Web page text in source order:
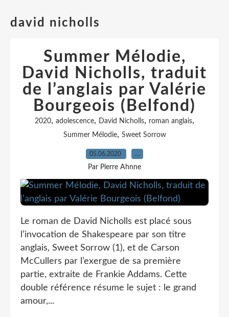
david nicholls
Summer Mélodie,
David Nicholls, traduit
de l’anglais par Valérie
Bourgeois (Belfond)
2020, adolescence, David Nicholls, roman anglais,
Summer Mélodie, Sweet Sorrow
05.06.2020 …
Par Pierre Ahnne
Le roman de David Nicholls est placé sous
l’invocation de Shakespeare par son titre
anglais, Sweet Sorrow (1), et de Carson
McCullers par l’exergue de sa première
partie, extraite de Frankie Addams. Cette
double référence résume le sujet : le grand
amour,...